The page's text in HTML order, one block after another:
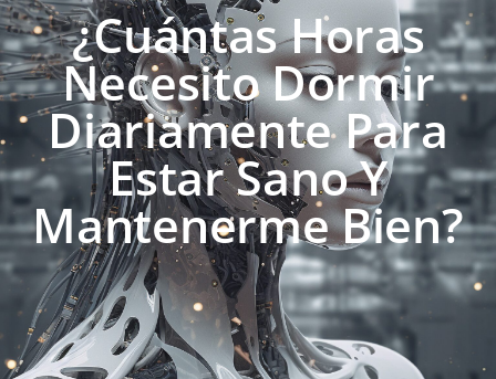
¿Cuántas Horas
Necesito Dormir
Diariamente Para
Estar Sano Y
Mantenerme Bien?